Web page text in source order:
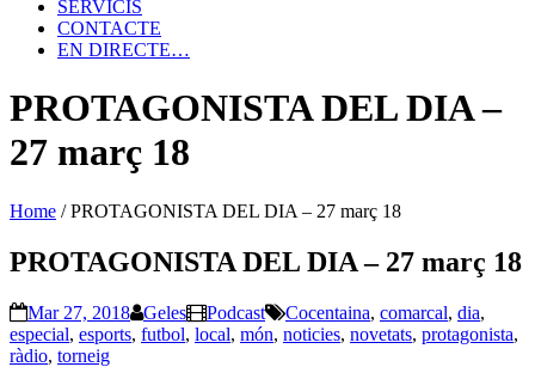
SERVICIS
CONTACTE
EN DIRECTE…
PROTAGONISTA DEL DIA –
27 març 18
Home /PROTAGONISTA DEL DIA – 27 març 18
PROTAGONISTA DEL DIA – 27 març 18
Mar 27, 2018 Geles Podcast Cocentaina, comarcal, dia,
especial, esports, futbol, local, món, noticies, novetats, protagonista,
ràdio, torneig